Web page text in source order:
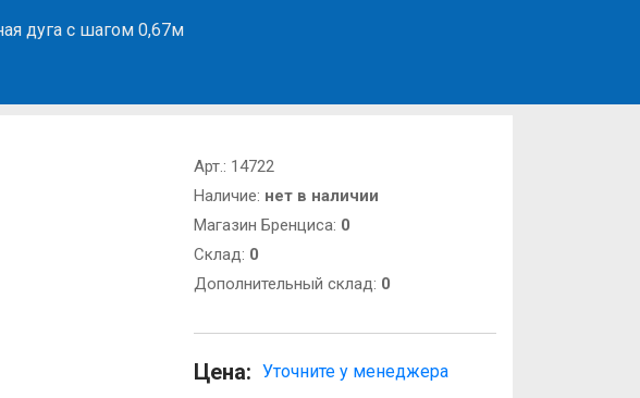
дуга с шагом 0,67м
Арт.: 14722
Наличие: нет в наличии
Магазин Бренциса: 0
Cклад: 0
Дополнительный склад: 0
Цена: Уточните у менеджера